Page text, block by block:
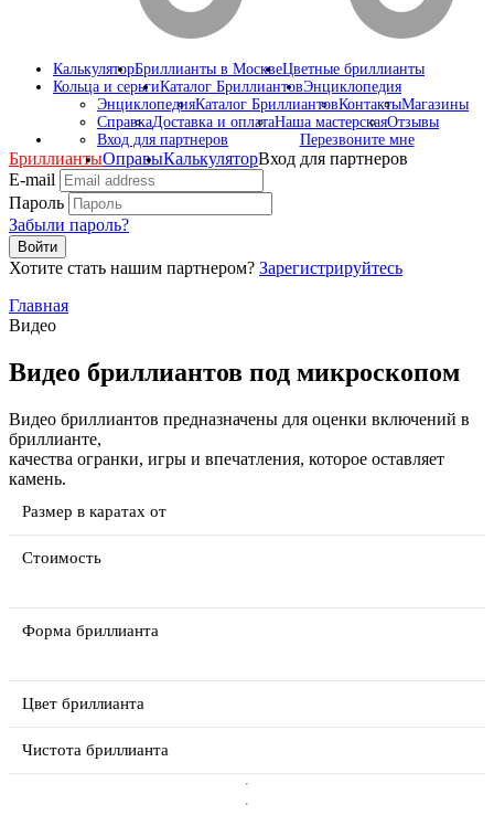
КалькуляторБриллианты в МосквеЦветные бриллианты
Кольца и серьгиКаталог БриллиантовЭнциклопедия
ЭнциклопедияКаталог БриллиантовКонтактыМагазины
СправкаДоставка и оплатаНаша мастерскаяОтзывы
Вход для партнеров
Перезвоните мне
БриллиантыОправыКалькуляторВход для партнеров
E-mail
Пароль
Забыли пароль?
Войти
Хотите стать нашим партнером? Зарегистрируйтесь
Главная
Видео
Видео бриллиантов под микроскопом
Видео бриллиантов предназначены для оценки включений в
бриллианте,
качества огранки, игры и впечатления, которое оставляет
камень.
Форма бриллианта
Цвет бриллианта
Размер в каратах от
Стоимость
Чистота бриллианта